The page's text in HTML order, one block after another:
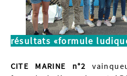
résultats «formule
CITE MARINE n°2